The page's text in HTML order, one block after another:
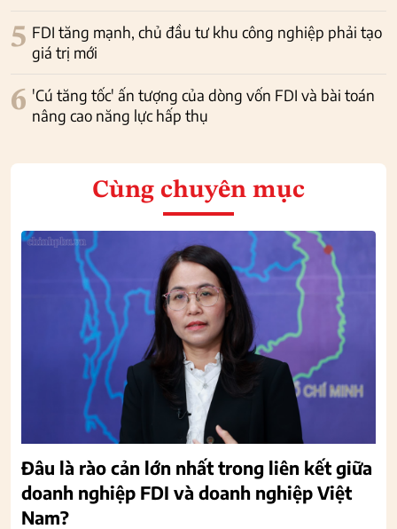
5 FDI tăng mạnh, chủ đầu tư khu công nghiệp phải tạo
giá trị mới
6 'Cú tăng tốc' ấn tượng của dòng vốn FDI và bài toán
nâng cao năng lực hấp thụ
Cùng chuyên mục
Đâu là rào cản lớn nhất trong liên kết giữa
doanh nghiệp FDI và doanh nghiệp Việt
Nam?